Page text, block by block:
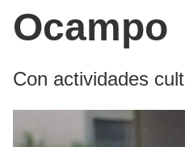
Ocampo
Con actividades